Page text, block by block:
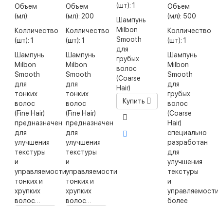
Объем
(мл):
Колличество
(шт): 1
Шампунь
Milbon
Smooth
для
тонких
волос
(Fine Hair)
предназначен
для
улучшения
текстуры
и
управляемости
тонких и
хрупких
волос…
Объем
(мл): 200
Колличество
(шт): 1
Шампунь
Milbon
Smooth
для
тонких
волос
(Fine Hair)
предназначен
для
улучшения
текстуры
и
управляемости
тонких и
хрупких
волос…
(шт): 1
Шампунь
Milbon
Smooth
для
грубых
волос
(Coarse
Hair)
Купить
Объем
(мл): 500
Колличество
(шт): 1
Шампунь
Milbon
Smooth
для
грубых
волос
(Coarse
Hair)
специально
разработан
для
улучшения
текстуры
и
более